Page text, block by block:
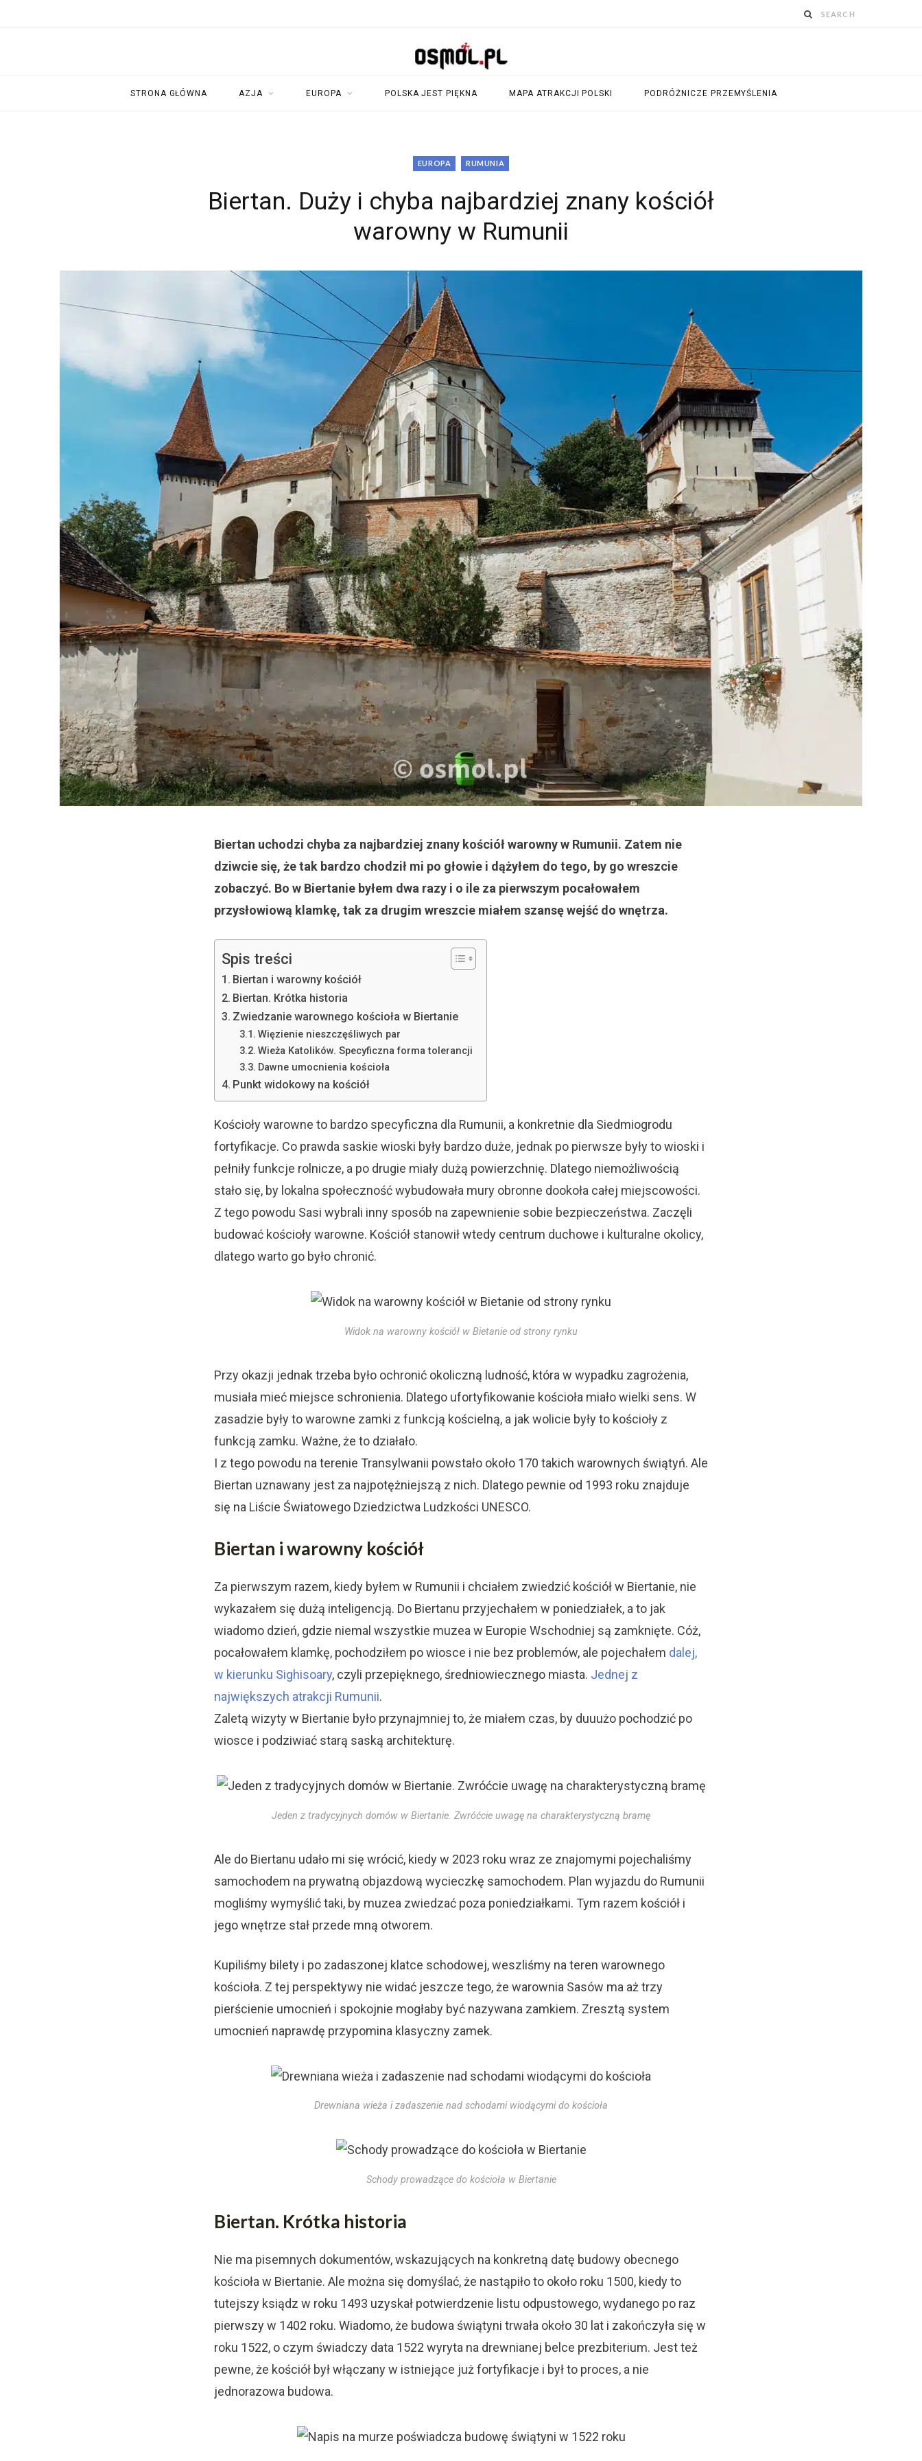
STRONA GŁÓWNA AZJA EUROPA POLSKA JEST PIĘKNA MAPA ATRAKCJI POLSKI PODRÓŻNICZE PRZEMYŚLENIA
EUROPA RUMUNIA
Biertan. Duży i chyba najbardziej znany kościół
warowny w Rumunii
Biertan uchodzi chyba za najbardziej znany kościół warowny w Rumunii. Zatem nie
dziwcie się, że tak bardzo chodził mi po głowie i dążyłem do tego, by go wreszcie
zobaczyć. Bo w Biertanie byłem dwa razy i o ile za pierwszym pocałowałem
przysłowiową klamkę, tak za drugim wreszcie miałem szansę wejść do wnętrza.
Spis treści
Biertan i warowny kościół
Biertan. Krótka historia
Zwiedzanie warownego kościoła w Biertanie
Więzienie nieszczęśliwych par
Wieża Katolików. Specyficzna forma tolerancji
Dawne umocnienia kościoła
Punkt widokowy na kościół
Kościoły warowne to bardzo specyficzna dla Rumunii, a konkretnie dla Siedmiogrodu
fortyfikacje. Co prawda saskie wioski były bardzo duże, jednak po pierwsze były to wioski i
pełniły funkcje rolnicze, a po drugie miały dużą powierzchnię. Dlatego niemożliwością
stało się, by lokalna społeczność wybudowała mury obronne dookoła całej miejscowości.
Z tego powodu Sasi wybrali inny sposób na zapewnienie sobie bezpieczeństwa. Zaczęli
budować kościoły warowne. Kościół stanowił wtedy centrum duchowe i kulturalne okolicy,
dlatego warto go było chronić.
Widok na warowny kościół w Bietanie od strony rynku
Przy okazji jednak trzeba było ochronić okoliczną ludność, która w wypadku zagrożenia,
musiała mieć miejsce schronienia. Dlatego ufortyfikowanie kościoła miało wielki sens. W
zasadzie były to warowne zamki z funkcją kościelną, a jak wolicie były to kościoły z
funkcją zamku. Ważne, że to działało.
I z tego powodu na terenie Transylwanii powstało około 170 takich warownych świątyń. Ale
Biertan uznawany jest za najpotężniejszą z nich. Dlatego pewnie od 1993 roku znajduje
się na Liście Światowego Dziedzictwa Ludzkości UNESCO.
Biertan i warowny kościół
Za pierwszym razem, kiedy byłem w Rumunii i chciałem zwiedzić kościół w Biertanie, nie
wykazałem się dużą inteligencją. Do Biertanu przyjechałem w poniedziałek, a to jak
wiadomo dzień, gdzie niemal wszystkie muzea w Europie Wschodniej są zamknięte. Cóż,
pocałowałem klamkę, pochodziłem po wiosce i nie bez problemów, ale pojechałem dalej,
w kierunku Sighisoary, czyli przepięknego, średniowiecznego miasta. Jednej z
największych atrakcji Rumunii.
Zaletą wizyty w Biertanie było przynajmniej to, że miałem czas, by duuużo pochodzić po
wiosce i podziwiać starą saską architekturę.
Jeden z tradycyjnych domów w Biertanie. Zwróćcie uwagę na charakterystyczną bramę
Ale do Biertanu udało mi się wrócić, kiedy w 2023 roku wraz ze znajomymi pojechaliśmy
samochodem na prywatną objazdową wycieczkę samochodem. Plan wyjazdu do Rumunii
mogliśmy wymyślić taki, by muzea zwiedzać poza poniedziałkami. Tym razem kościół i
jego wnętrze stał przede mną otworem.
Kupiliśmy bilety i po zadaszonej klatce schodowej, weszliśmy na teren warownego
kościoła. Z tej perspektywy nie widać jeszcze tego, że warownia Sasów ma aż trzy
pierścienie umocnień i spokojnie mogłaby być nazywana zamkiem. Zresztą system
umocnień naprawdę przypomina klasyczny zamek.
Drewniana wieża i zadaszenie nad schodami wiodącymi do kościoła
Schody prowadzące do kościoła w Biertanie
Biertan. Krótka historia
Nie ma pisemnych dokumentów, wskazujących na konkretną datę budowy obecnego
kościoła w Biertanie. Ale można się domyślać, że nastąpiło to około roku 1500, kiedy to
tutejszy ksiądz w roku 1493 uzyskał potwierdzenie listu odpustowego, wydanego po raz
pierwszy w 1402 roku. Wiadomo, że budowa świątyni trwała około 30 lat i zakończyła się w
roku 1522, o czym świadczy data 1522 wyryta na drewnianej belce prezbiterium. Jest też
pewne, że kościół był włączany w istniejące już fortyfikacje i był to proces, a nie
jednorazowa budowa.